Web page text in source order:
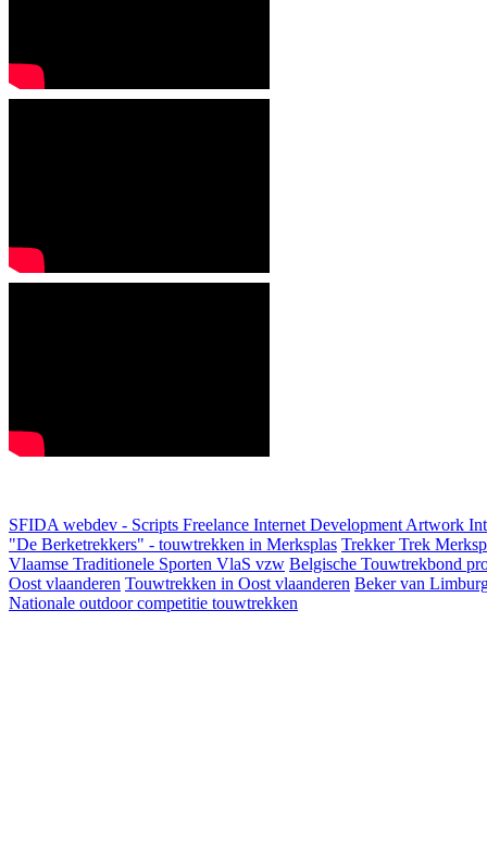
SFIDA webdev - Scripts Freelance Internet Development Artwork
"De Berketrekkers" - touwtrekken in Merksplas Trekker Trek
Vlaamse Traditionele Sporten VlaS vzw Belgische Touwtrekbond
Oost vlaanderen Touwtrekken in Oost vlaanderen Beker van
Nationale outdoor competitie touwtrekken